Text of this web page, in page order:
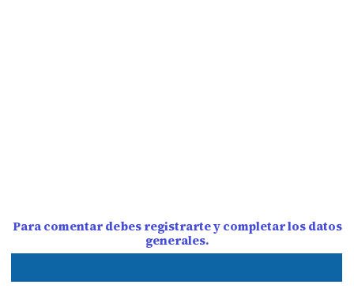
Para comentar debes registrarte y completar los datos
generales.